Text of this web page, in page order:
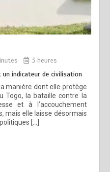
3 heures
un indicateur de civilisation
manière dont elle protège
Togo, la bataille contre la
et à l’accouchement
mais elle laisse désormais
[…]